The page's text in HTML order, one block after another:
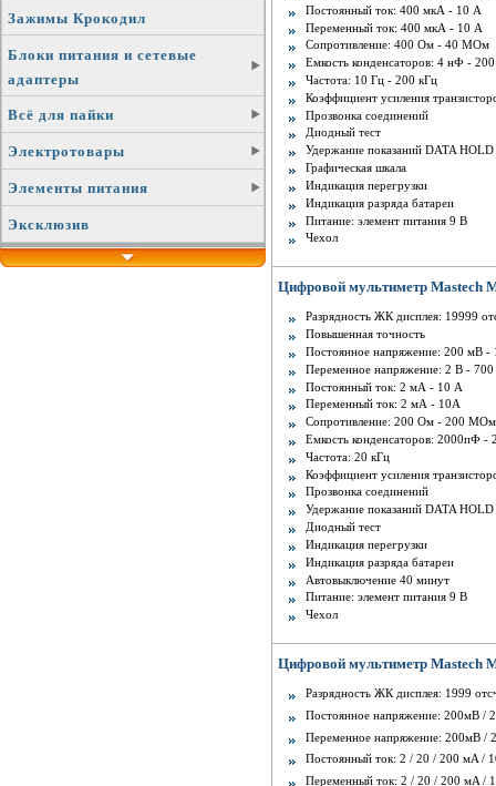
Зажимы Крокодил
Блоки питания и сетевые
адаптеры
Всё для пайки
Электротовары
Элементы питания
Эксклюзив
Постоянный ток: 400 мкА - 10 A
Переменный ток: 400 мкА - 10 A
Сопротивление: 400 Ом - 40 MОм
Емкость конденсаторов: 4 нФ -
Частота: 10 Гц - 200 кГц
Коэффициент усиления
Прозвонка соединений
Диодный тест
Удержание показаний DATA HOLD
Графическая шкала
Индикация перегрузки
Индикация разряда батареи
Питание: элемент питания 9 В
Чехол
Цифровой мультиметр Mastech
Разрядность ЖК дисплея: 19999
Повышенная точность
Постоянное напряжение: 200 мВ -
Переменное напряжение: 2 В -
Постоянный ток: 2 мА - 10 А
Переменный ток: 2 мА - 10A
Сопротивление: 200 Ом - 200 MОм
Емкость конденсаторов: 2000пФ -
Частота: 20 кГц
Коэффициент усиления
Прозвонка соединений
Удержание показаний DATA HOLD
Диодный тест
Индикация перегрузки
Индикация разряда батареи
Автовыключение 40 минут
Питание: элемент питания 9 В
Чехол
Цифровой мультиметр Mastech
Разрядность ЖК дисплея: 1999
Постоянное напряжение: 200мВ /
Переменное напряжение: 200мВ /
Постоянный ток: 2 / 20 / 200 мA /
Переменный ток: 2 / 20 / 200 мA /